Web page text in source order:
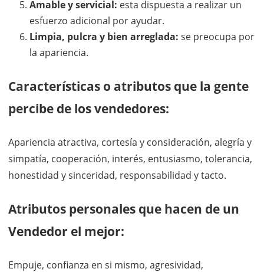
Amable y servicial: esta dispuesta a realizar un
esfuerzo adicional por ayudar.
Limpia, pulcra y bien arreglada: se preocupa por
la apariencia.
Características o atributos que la gente
percibe de los vendedores:
Apariencia atractiva, cortesía y consideración, alegría y
simpatía, cooperación, interés, entusiasmo, tolerancia,
honestidad y sinceridad, responsabilidad y tacto.
Atributos personales que hacen de un
Vendedor el mejor:
Empuje, confianza en si mismo, agresividad,